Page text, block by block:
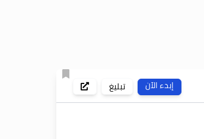
إبدء الآن تبليغ